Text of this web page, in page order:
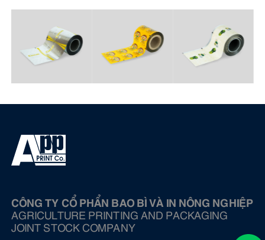
CÔNG TY CỔ PHẨN BAO BÌ VÀ IN NÔNG NGHIỆP
AGRICULTURE PRINTING AND PACKAGING
JOINT STOCK COMPANY